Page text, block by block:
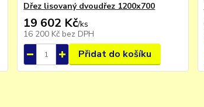
Dřez lisovaný dvoudřez 1200x700
19 602 Kč/ks
16 200 Kč bez DPH
Přidat do košíku